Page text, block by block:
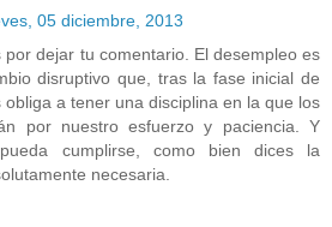
05 diciembre, 2013
por dejar tu comentario. El desempleo es
disruptivo que, tras la fase inicial de
obliga a tener una disciplina en la que los
por nuestro esfuerzo y paciencia. Y
cumplirse, como bien dices la
necesaria.